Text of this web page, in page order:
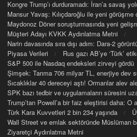
Kongre Trump’ı durduramadı: İran’a savaş
Mansur Yavaş: Kılıçdaroğlu ile yeni görüşme
Maydonoz Döner soruşturmasında yeni
Müşteri Adayı KVKK Aydınlatma Metni
Narin davasında sıra dışı adım: Dara-2
Piyasa Verileri
Rus gazı AB’ye ‘Türk’
S&P 500 ile Nasdaq endeksleri zirveyi gördü
Şimşek: Tarıma 706 milyar TL, enerjiye dev
Sıcaklıklar 40 dereceyi aştı! Ormanlar alev
SPK bazı tedbir ve uygulamaların süresini
Trump’tan Powell’a bir faiz eleştirisi daha: O
Türk Kara Kuvvetleri 2 bin 234 yaşında
Wall Street ve emlak sektöründe Müslüman
Ziyaretçi Aydınlatma Metni